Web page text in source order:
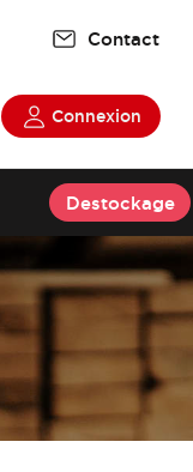
Contact
Connexion
Destockage